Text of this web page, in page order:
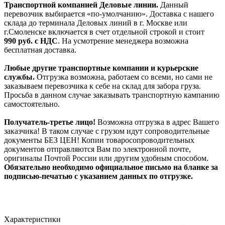
Транспортной компанией Деловые линии. Данный
перевозчик выбирается «по-умолчанию». Доставка с нашего
склада до терминала Деловых линий в г. Москве или
г.Смоленске включается в счет отдельной строкой и стоит
990 руб. с НДС. На усмотрение менеджера возможна
бесплатная доставка.
Любые другие транспортные компании и курьерские
службы. Отгрузка возможна, работаем со всеми, но сами не
заказываем перевозчика к себе на склад для забора груза.
Просьба в данном случае заказывать транспортную кампанию
самостоятельно.
Получатель-третье лицо! Возможна отгрузка в адрес Вашего
заказчика! В таком случае с грузом идут сопроводительные
документы БЕЗ ЦЕН! Копии товаросопроводительных
документов отправляются Вам по электронной почте,
оригиналы Почтой России или другим удобным способом.
Обязательно необходимо официальное письмо на бланке за
подписью-печатью с указанием данных по отгрузке.
Характеристики